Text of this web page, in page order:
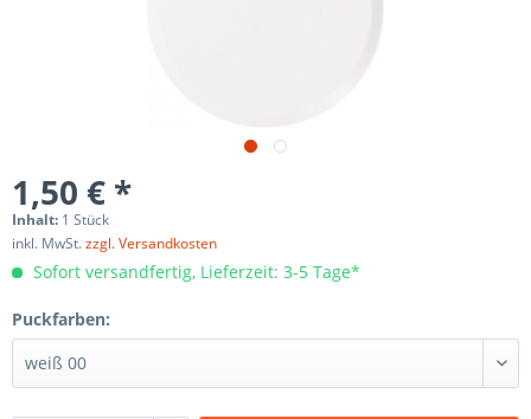
1,50 € *
Inhalt: 1 Stück
inkl. MwSt.zzgl. Versandkosten
Sofort versandfertig, Lieferzeit: 3-5 Tage*
Puckfarben: